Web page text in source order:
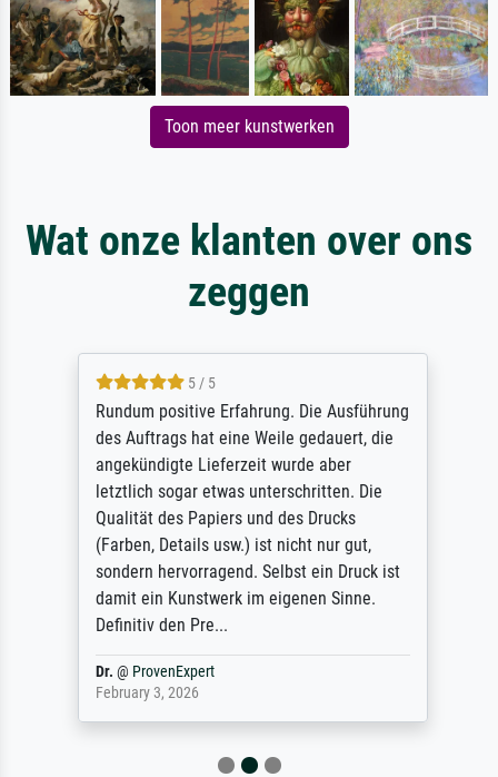
Toon meer kunstwerken
Wat onze klanten over ons
zeggen
5 / 5
Rundum positive Erfahrung. Die Ausführung
des Auftrags hat eine Weile gedauert, die
angekündigte Lieferzeit wurde aber
letztlich sogar etwas unterschritten. Die
Qualität des Papiers und des Drucks
(Farben, Details usw.) ist nicht nur gut,
sondern hervorragend. Selbst ein Druck ist
damit ein Kunstwerk im eigenen Sinne.
Definitiv den Pre...
Dr.@ ProvenExpert
February 3, 2026